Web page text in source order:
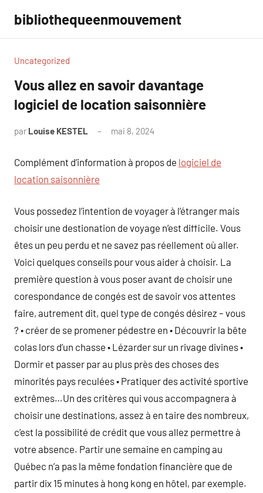
contenu
bibliothequeenmouvement
Uncategorized
Vous allez en savoir davantage
logiciel de location saisonnière
par Louise KESTEL mai 8, 2024
Complément d’information à propos de logiciel de
location saisonnière
Vous possedez l’intention de voyager à l’étranger mais
choisir une destionation de voyage n’est difficile. Vous
êtes un peu perdu et ne savez pas réellement où aller.
Voici quelques conseils pour vous aider à choisir. La
première question à vous poser avant de choisir une
corespondance de congés est de savoir vos attentes
faire, autrement dit, quel type de congés désirez – vous
? • créer de se promener pédestre en • Découvrir la bête
colas lors d’un chasse • Lézarder sur un rivage divines •
Dormir et passer par au plus près des choses des
minorités pays reculées • Pratiquer des activité sportive
extrêmes…Un des critères qui vous accompagnera à
choisir une destinations, assez à en taire des nombreux,
c’est la possibilité de crédit que vous allez permettre à
votre absence. Partir une semaine en camping au
Québec n’a pas la même fondation financière que de
partir dix 15 minutes à hong kong en hôtel, par exemple.